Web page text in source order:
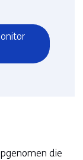
die